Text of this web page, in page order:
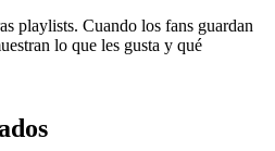
playlists. Cuando los fans guardan
lo que les gusta y qué